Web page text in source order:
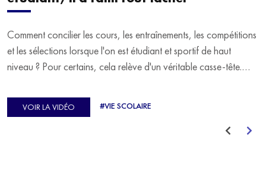
Comment concilier les cours, les entraînements, les compétitions
et les sélections lorsque l'on est étudiant et sportif de haut
niveau ? Pour certains, cela relève d'un véritable casse-tête.
d'Europe de Horse-ball, qui a failli abandonner ses études
avant de trouver un nouvel équilibre.
VOIR LA VIDÉO #VIE SCOLAIRE